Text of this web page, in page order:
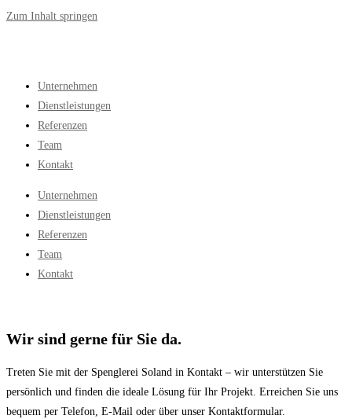
Zum Inhalt springen
Unternehmen
Dienstleistungen
Referenzen
Team
Kontakt
Unternehmen
Dienstleistungen
Referenzen
Team
Kontakt
Wir sind gerne für Sie da.
Treten Sie mit der Spenglerei Soland in Kontakt – wir unterstützen Sie
persönlich und finden die ideale Lösung für Ihr Projekt. Erreichen Sie uns
bequem per Telefon, E-Mail oder über unser Kontaktformular.